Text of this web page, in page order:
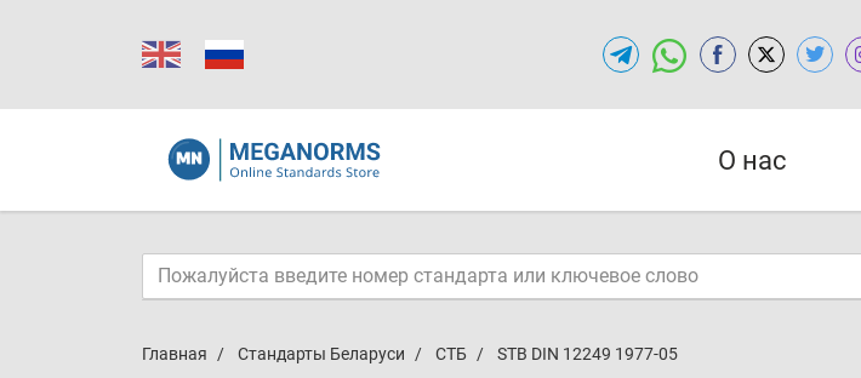
О нас
Главная Стандарты Беларуси СТБ STB DIN 12249 1977-05